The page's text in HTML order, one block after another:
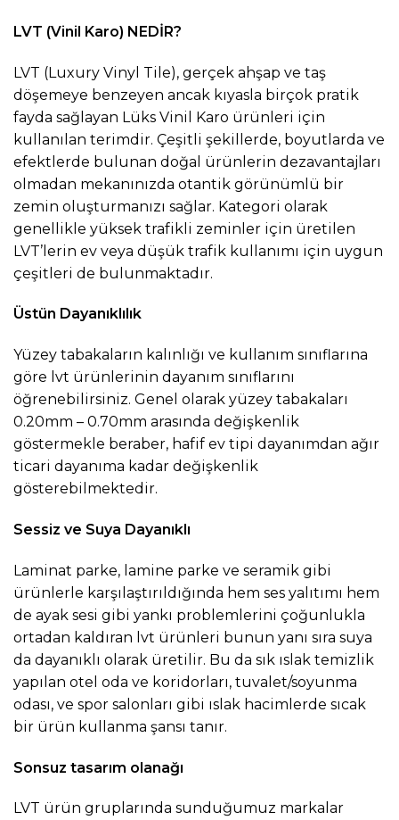
LVT (Vinil Karo) NEDİR?
LVT (Luxury Vinyl Tile), gerçek ahşap ve taş
döşemeye benzeyen ancak kıyasla birçok pratik
fayda sağlayan Lüks Vinil Karo ürünleri için
kullanılan terimdir. Çeşitli şekillerde, boyutlarda ve
efektlerde bulunan doğal ürünlerin dezavantajları
olmadan mekanınızda otantik görünümlü bir
zemin oluşturmanızı sağlar. Kategori olarak
genellikle yüksek trafikli zeminler için üretilen
LVT’lerin ev veya düşük trafik kullanımı için uygun
çeşitleri de bulunmaktadır.
Üstün Dayanıklılık
Yüzey tabakaların kalınlığı ve kullanım sınıflarına
göre lvt ürünlerinin dayanım sınıflarını
öğrenebilirsiniz. Genel olarak yüzey tabakaları
0.20mm – 0.70mm arasında değişkenlik
göstermekle beraber, hafif ev tipi dayanımdan ağır
ticari dayanıma kadar değişkenlik
gösterebilmektedir.
Sessiz ve Suya Dayanıklı
Laminat parke, lamine parke ve seramik gibi
ürünlerle karşılaştırıldığında hem ses yalıtımı hem
de ayak sesi gibi yankı problemlerini çoğunlukla
ortadan kaldıran lvt ürünleri bunun yanı sıra suya
da dayanıklı olarak üretilir. Bu da sık ıslak temizlik
yapılan otel oda ve koridorları, tuvalet/soyunma
odası, ve spor salonları gibi ıslak hacimlerde sıcak
bir ürün kullanma şansı tanır.
Sonsuz tasarım olanağı
LVT ürün gruplarında sunduğumuz markalar